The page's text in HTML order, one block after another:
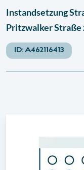
Instandsetzung
Pritzwalker Straße
ID:A462116413